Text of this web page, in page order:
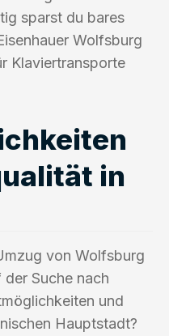
sparst du bares
Wolfsburg
Klaviertransporte
in
von Wolfsburg
Suche nach
und
Hauptstadt?